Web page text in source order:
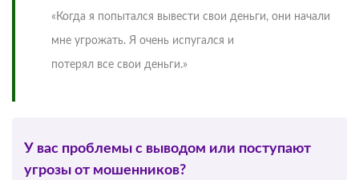
«Когда я попытался вывести свои деньги, они начали
мне угрожать. Я очень испугался и
потерял все свои деньги.»
У вас проблемы с выводом или поступают
угрозы от мошенников?